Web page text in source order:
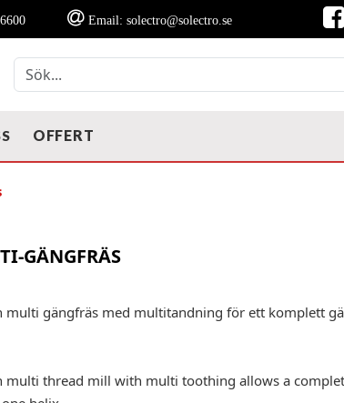
Email: solectro@solectro.se
OFFERT
GÄNGFRÄS
multi gängfräs med multitandning för ett komplett
multi thread mill with multi toothing allows a